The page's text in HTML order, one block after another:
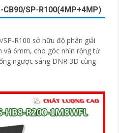
CB90/SP-R100(4MP+4MP)
R100 sở hữu độ phân giải
và 6mm, cho góc nhìn rộng từ